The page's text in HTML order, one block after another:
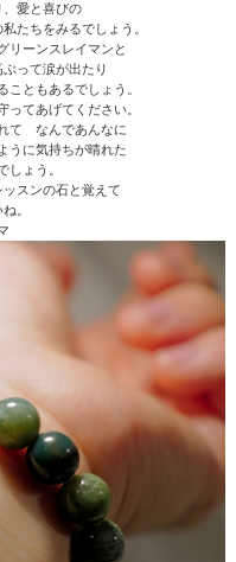
愛と喜びの
たちをみるでしょう。
リーンスレイマンと
って涙が出たり
こともあるでしょう。
ってあげてください。
て なんであんなに
うに気持ちが晴れた
しょう。
スンの石と覚えて
。